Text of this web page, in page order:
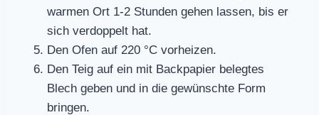
warmen Ort 1-2 Stunden gehen lassen, bis er
sich verdoppelt hat.
Den Ofen auf 220 °C vorheizen.
Den Teig auf ein mit Backpapier belegtes
Blech geben und in die gewünschte Form
bringen.